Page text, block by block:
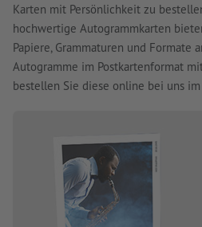
Karten mit Persönlichkeit zu
hochwertige Autogrammkarten
Papiere, Grammaturen und Formate
Autogramme im Postkartenformat
bestellen Sie diese online bei uns im